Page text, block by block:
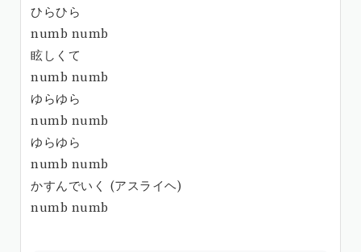
ひらひら
numb numb
眩しくて
numb numb
ゆらゆら
numb numb
ゆらゆら
numb numb
かすんでいく (アスライヘ)
numb numb